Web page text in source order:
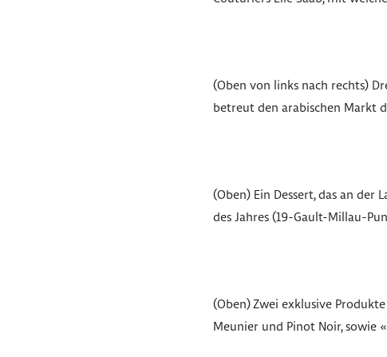
(Oben von links nach rechts)
betreut den arabischen Markt
(Oben) Ein Dessert, das an der
des Jahres (19-Gault-Millau-
(Oben) Zwei exklusive
Meunier und Pinot Noir, sowie